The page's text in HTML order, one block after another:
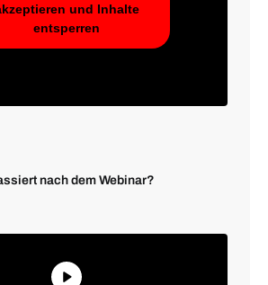
und Inhalte
entsperren
nach dem Webinar?